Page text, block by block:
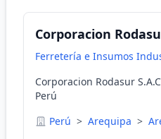
Corporacion
Ferretería e Insumos
Corporacion Rodasur
Perú
Perú > Arequipa >